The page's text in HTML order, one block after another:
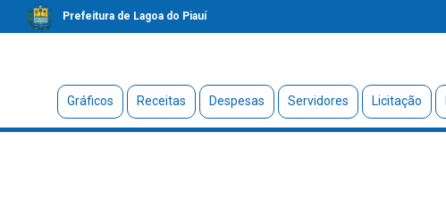
Prefeitura de Lagoa do Piauí
Gráficos Receitas Despesas Servidores Licitação